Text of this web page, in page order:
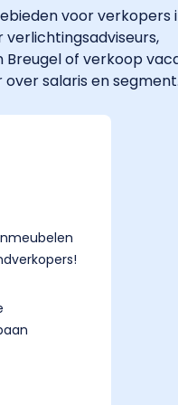
voor verkopers
of verkoop
salaris en